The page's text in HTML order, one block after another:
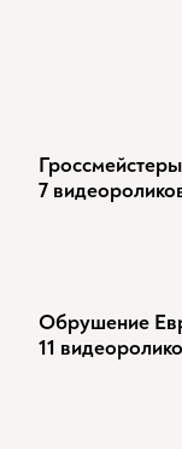
7
Обрушение
11